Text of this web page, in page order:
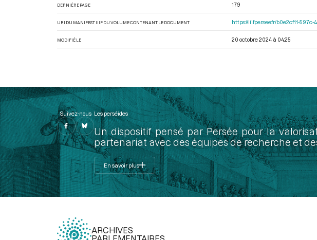
DERNIÈRE PAGE 179
URI DU MANIFEST IIIF DU VOLUME CONTENANT LE DOCUMENT https://iiif.persee.fr/b0e2cf11-
MODIFIÉ LE 20 octobre 2024 à 04:25
Suivez-nous Les perséides
Un dispositif pensé par Persée pour la
partenariat avec des équipes de recherche et
En savoir plus
ARCHIVES